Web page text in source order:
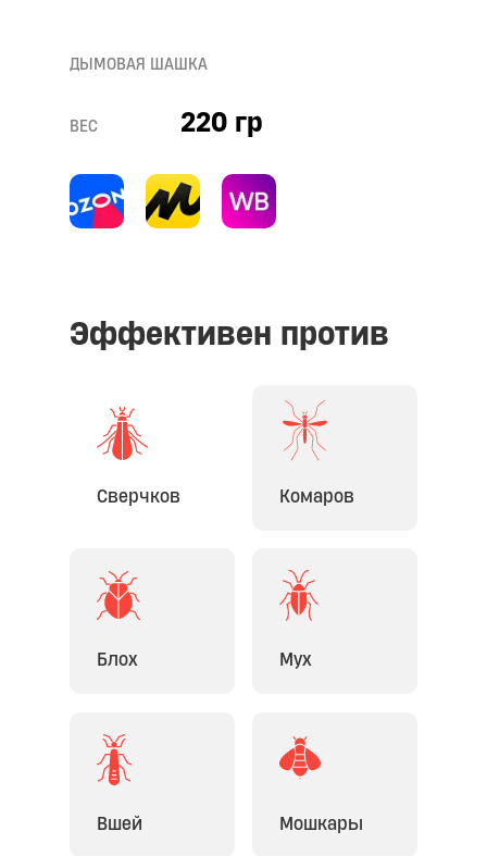
ДЫМОВАЯ ШАШКА
ВЕС 220 гр
Вшей
Мух
Блох
Комаров
Сверчков
Мошкары
Эффективен против